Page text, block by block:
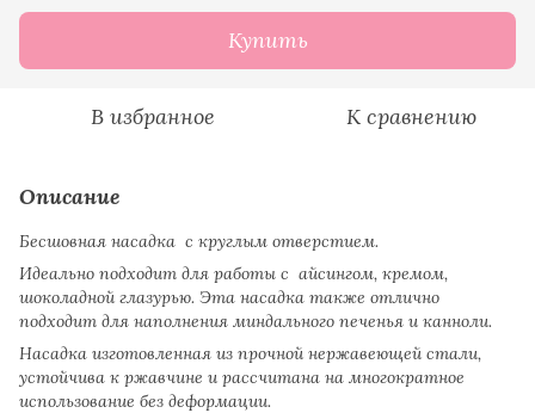
Купить
В избранное К сравнению
Описание
Бесшовная насадка с круглым отверстием.
Идеально подходит для работы с айсингом, кремом,
шоколадной глазурью. Эта насадка также отлично
подходит для наполнения миндального печенья и канноли.
Насадка изготовленная из прочной нержавеющей стали,
устойчива к ржавчине и рассчитана на многократное
использование без деформации.